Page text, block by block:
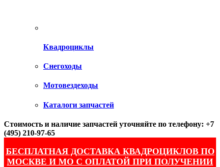
Квадроциклы
Снегоходы
Мотовездеходы
Каталоги запчастей
Стоимость и наличие запчастей уточняйте по телефону: +7
(495) 210-97-65
БЕСПЛАТНАЯ ДОСТАВКА КВАДРОЦИКЛОВ ПО
МОСКВЕ И МО С ОПЛАТОЙ ПРИ ПОЛУЧЕНИИ